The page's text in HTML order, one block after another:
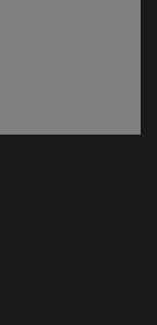
ventana)
ventana)